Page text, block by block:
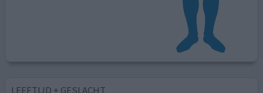
LEEFTIJD + GESLACHT